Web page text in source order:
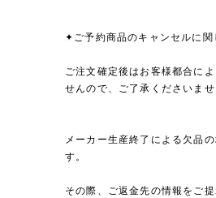
✦ご予約商品のキャンセルに関
ご注文確定後はお客様都合に
せんので、ご了承くださいませ
メーカー生産終了による欠品
す。
その際、ご返金先の情報をご